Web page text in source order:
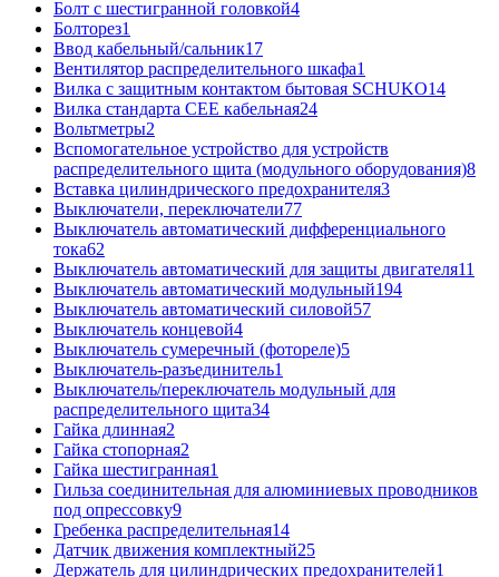
Болт с шестигранной головкой4
Болторез1
Ввод кабельный/сальник17
Вентилятор распределительного шкафа1
Вилка с защитным контактом бытовая SCHUKO14
Вилка стандарта CEE кабельная24
Вольтметры2
Вспомогательное устройство для устройств
распределительного щита (модульного оборудования)8
Вставка цилиндрического предохранителя3
Выключатели, переключатели77
Выключатель автоматический дифференциального
тока62
Выключатель автоматический для защиты двигателя11
Выключатель автоматический модульный194
Выключатель автоматический силовой57
Выключатель концевой4
Выключатель сумеречный (фотореле)5
Выключатель-разъединитель1
Выключатель/переключатель модульный для
распределительного щита34
Гайка длинная2
Гайка стопорная2
Гайка шестигранная1
Гильза соединительная для алюминиевых проводников
под опрессовку9
Гребенка распределительная14
Датчик движения комплектный25
Держатель для цилиндрических предохранителей1